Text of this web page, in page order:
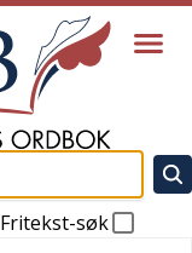
Fritekst-søk